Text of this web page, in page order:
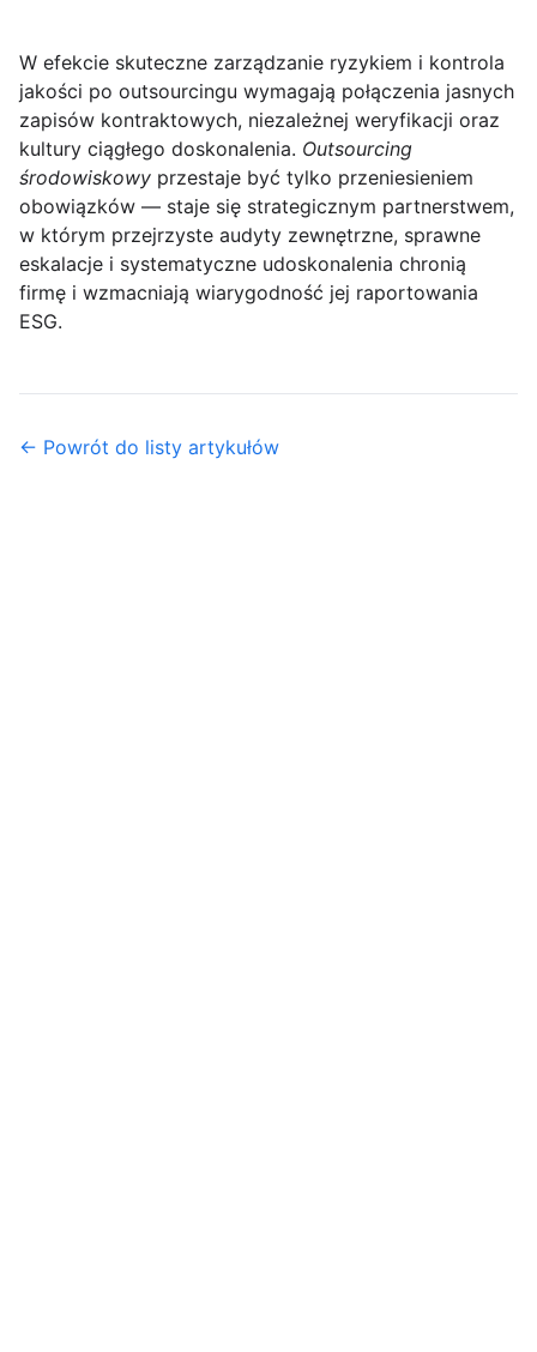
W efekcie skuteczne zarządzanie ryzykiem i kontrola
jakości po outsourcingu wymagają połączenia jasnych
zapisów kontraktowych, niezależnej weryfikacji oraz
kultury ciągłego doskonalenia. Outsourcing
środowiskowy przestaje być tylko przeniesieniem
obowiązków — staje się strategicznym partnerstwem,
w którym przejrzyste audyty zewnętrzne, sprawne
eskalacje i systematyczne udoskonalenia chronią
firmę i wzmacniają wiarygodność jej raportowania
ESG.
← Powrót do listy artykułów